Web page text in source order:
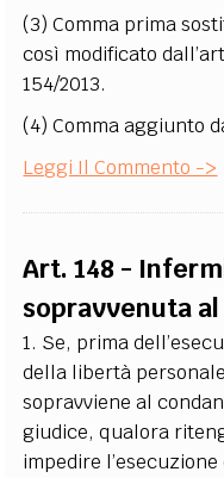
(3) Comma prima
così modificato
154/2013.
(4) Comma aggiunto
Leggi Il Commento ->
Art. 148 -
sopravvenuta
1. Se, prima
della libertà
sopravviene al
giudice, qualora
impedire